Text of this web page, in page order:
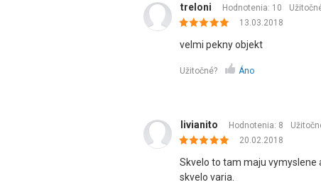
treloni Hodnotenia: 10
13.03.2018
velmi pekny objekt
Užitočné? Áno
livianito Hodnotenia: 8
20.02.2018
Skvelo to tam maju vymyslene
skvelo varia.